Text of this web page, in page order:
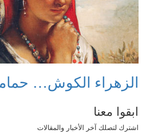
الزهراء الكوش…
ابقوا معنا
اشترك لتصلك آخر الأخبار والمقالات